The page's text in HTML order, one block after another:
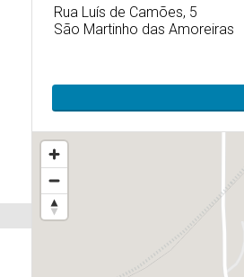
Rua Luís de Camões, 5
São Martinho das Amoreiras